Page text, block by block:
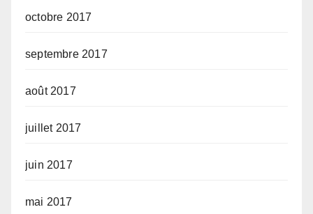
octobre 2017
septembre 2017
août 2017
juillet 2017
juin 2017
mai 2017